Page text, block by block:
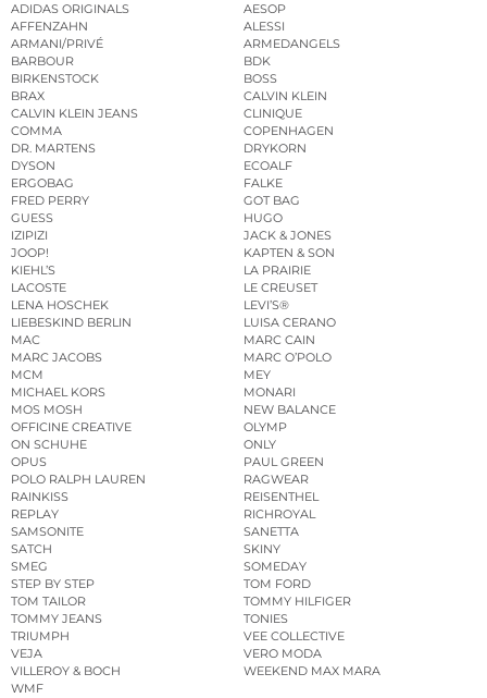
ADIDAS ORIGINALS
AESOP
AFFENZAHN
ALESSI
ARMANI/PRIVÉ
ARMEDANGELS
BARBOUR
BDK
BIRKENSTOCK
BOSS
BRAX
CALVIN KLEIN
CALVIN KLEIN JEANS
CLINIQUE
COMMA
COPENHAGEN
DR. MARTENS
DRYKORN
DYSON
ECOALF
ERGOBAG
FALKE
FRED PERRY
GOT BAG
GUESS
HUGO
IZIPIZI
JACK & JONES
JOOP!
KAPTEN & SON
KIEHL’S
LA PRAIRIE
LACOSTE
LE CREUSET
LENA HOSCHEK
LEVI’S®
LIEBESKIND BERLIN
LUISA CERANO
MAC
MARC CAIN
MARC JACOBS
MARC O’POLO
MCM
MEY
MICHAEL KORS
MONARI
MOS MOSH
NEW BALANCE
OFFICINE CREATIVE
OLYMP
ON SCHUHE
ONLY
OPUS
PAUL GREEN
POLO RALPH LAUREN
RAGWEAR
RAINKISS
REISENTHEL
REPLAY
RICHROYAL
SAMSONITE
SANETTA
SATCH
SKINY
SMEG
SOMEDAY
STEP BY STEP
TOM FORD
TOM TAILOR
TOMMY HILFIGER
TOMMY JEANS
TONIES
TRIUMPH
VEE COLLECTIVE
VEJA
VERO MODA
VILLEROY & BOCH
WEEKEND MAX MARA
WMF